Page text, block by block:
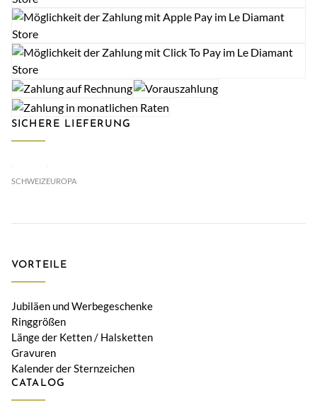
SICHERE LIEFERUNG
SCHWEIZEUROPA
VORTEILE
Jubiläen und Werbegeschenke
Ringgrößen
Länge der Ketten / Halsketten
Gravuren
Kalender der Sternzeichen
CATALOG